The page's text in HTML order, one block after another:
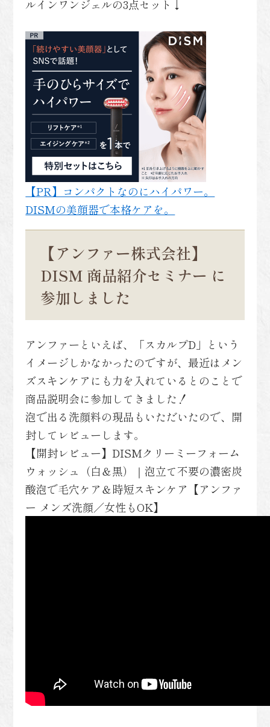
ルインワンジェルの3点セット↓
【PR】コンパクトなのにハイパワー。
DISMの美顔器で本格ケアを。
【アンファー株式会社】
DISM 商品紹介セミナー に
参加しました
アンファーといえば、「スカルプD」という
イメージしかなかったのですが、最近はメン
ズスキンケアにも力を入れているとのことで
商品説明会に参加してきました！
泡で出る洗顔料の現品もいただいたので、開
封してレビューします。
【開封レビュー】DISMクリーミーフォーム
ウォッシュ（白＆黒）｜泡立て不要の濃密炭
酸泡で毛穴ケア＆時短スキンケア【アンファ
ー メンズ洗顔／女性もOK】